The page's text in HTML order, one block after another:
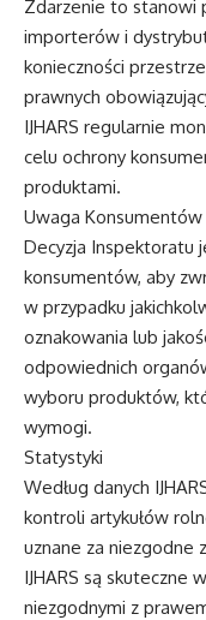
Zdarzenie to stanowi
importerów i
konieczności
prawnych
IJHARS regularnie
celu ochrony
produktami.
Uwaga Konsumentów
Decyzja Inspektoratu
konsumentów, aby
w przypadku
oznakowania lub
odpowiednich
wyboru produktów,
wymogi.
Statystyki
Według danych
kontroli artykułów
uznane za niezgodne
IJHARS są skuteczne
niezgodnymi z